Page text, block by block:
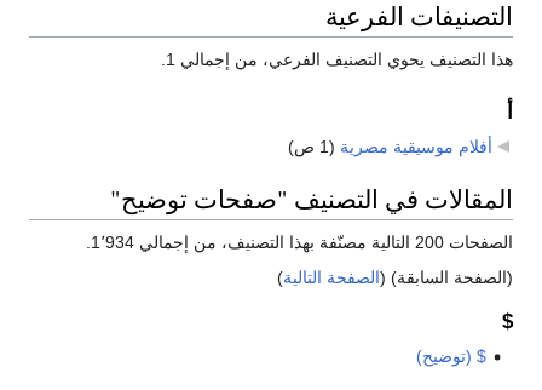
التصنيفات الفرعية
هذا التصنيف يحوي التصنيف الفرعي، من إجمالي 1.
أفلام موسيقية مصرية (1 ص)
المقالات في التصنيف "صفحات توضيح"
الصفحات 200 التالية مصنّفة بهذا التصنيف، من إجمالي 1٬934.
(الصفحة السابقة) (الصفحة التالية)
$
$ (توضيح)